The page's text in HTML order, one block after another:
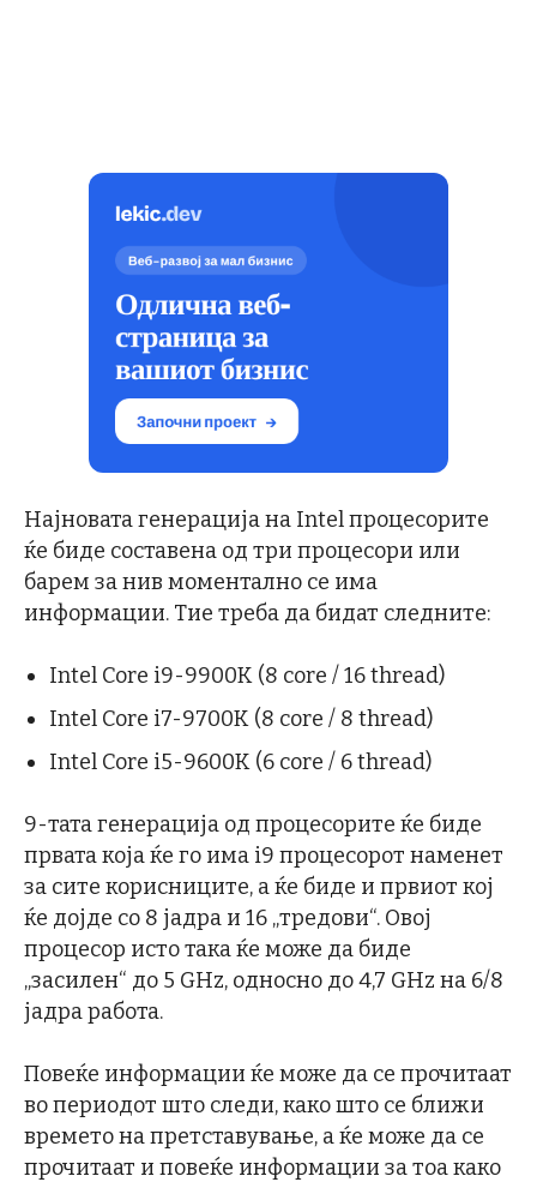
Најновата генерација на Intel процесорите
ќе биде составена од три процесори или
барем за нив моментално се има
информации. Тие треба да бидат следните:
Intel Core i9-9900K (8 core / 16 thread)
Intel Core i7-9700K (8 core / 8 thread)
Intel Core i5-9600K (6 core / 6 thread)
9-тата генерација од процесорите ќе биде
првата која ќе го има i9 процесорот наменет
за сите корисниците, а ќе биде и првиот кој
ќе дојде со 8 јадра и 16 „тредови“. Овој
процесор исто така ќе може да биде
„засилен“ до 5 GHz, односно до 4,7 GHz на 6/8
јадра работа.
Повеќе информации ќе може да се прочитаат
во периодот што следи, како што се ближи
времето на претставување, а ќе може да се
прочитаат и повеќе информации за тоа како